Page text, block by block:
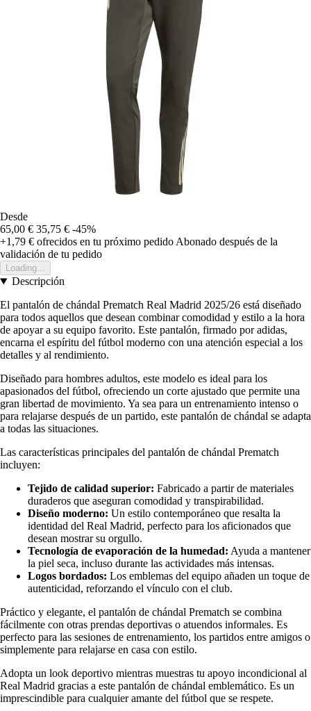
Desde
65,00 € 35,75 € -45%
+1,79 € ofrecidos en tu próximo pedido Abonado después de la
validación de tu pedido
Loading...
Descripción
El pantalón de chándal Prematch Real Madrid 2025/26 está diseñado
para todos aquellos que desean combinar comodidad y estilo a la hora
de apoyar a su equipo favorito. Este pantalón, firmado por adidas,
encarna el espíritu del fútbol moderno con una atención especial a los
detalles y al rendimiento.
Diseñado para hombres adultos, este modelo es ideal para los
apasionados del fútbol, ofreciendo un corte ajustado que permite una
gran libertad de movimiento. Ya sea para un entrenamiento intenso o
para relajarse después de un partido, este pantalón de chándal se adapta
a todas las situaciones.
Las características principales del pantalón de chándal Prematch
incluyen:
Tejido de calidad superior: Fabricado a partir de materiales
duraderos que aseguran comodidad y transpirabilidad.
Diseño moderno: Un estilo contemporáneo que resalta la
identidad del Real Madrid, perfecto para los aficionados que
desean mostrar su orgullo.
Tecnología de evaporación de la humedad: Ayuda a mantener
la piel seca, incluso durante las actividades más intensas.
Logos bordados: Los emblemas del equipo añaden un toque de
autenticidad, reforzando el vínculo con el club.
Práctico y elegante, el pantalón de chándal Prematch se combina
fácilmente con otras prendas deportivas o atuendos informales. Es
perfecto para las sesiones de entrenamiento, los partidos entre amigos o
simplemente para relajarse en casa con estilo.
Adopta un look deportivo mientras muestras tu apoyo incondicional al
Real Madrid gracias a este pantalón de chándal emblemático. Es un
imprescindible para cualquier amante del fútbol que se respete.